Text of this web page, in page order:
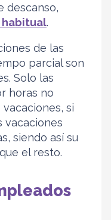
descanso,
habitual.
de las
parcial son
Solo las
horas no
si
vacaciones
siendo así su
el resto.